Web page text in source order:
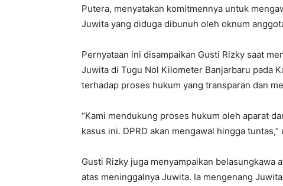
Putera, menyatakan komitmennya untuk
Juwita yang diduga dibunuh oleh oknum
Pernyataan ini disampaikan Gusti Rizky saat
Juwita di Tugu Nol Kilometer Banjarbaru pada
terhadap proses hukum yang transparan dan
“Kami mendukung proses hukum oleh aparat
kasus ini. DPRD akan mengawal hingga
Gusti Rizky juga menyampaikan belasungkawa
atas meninggalnya Juwita. Ia mengenang